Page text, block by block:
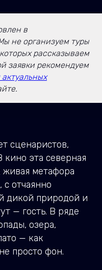
в
не организуем туры
рассказываем
заявки рекомендуем
сценаристов,
кино эта северная
живая метафора
отчаянно
дикой природой и
— гость. В ряде
озера,
— как
просто фон.